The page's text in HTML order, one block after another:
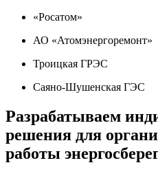
«Росатом»
АО «Атомэнергоремонт»
Троицкая ГРЭС
Саяно-Шушенская ГЭС
Разрабатываем
решения для
работы